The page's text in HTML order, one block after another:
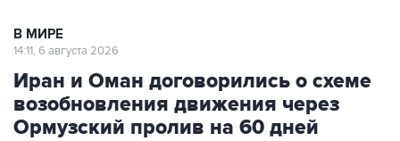
В МИРЕ
14:11, 6 августа 2026
Иран и Оман договорились о схеме
возобновления движения через
Ормузский пролив на 60 дней